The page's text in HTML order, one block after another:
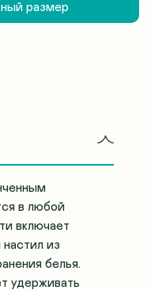
размер
в любой
включает
из
белья.
удерживать